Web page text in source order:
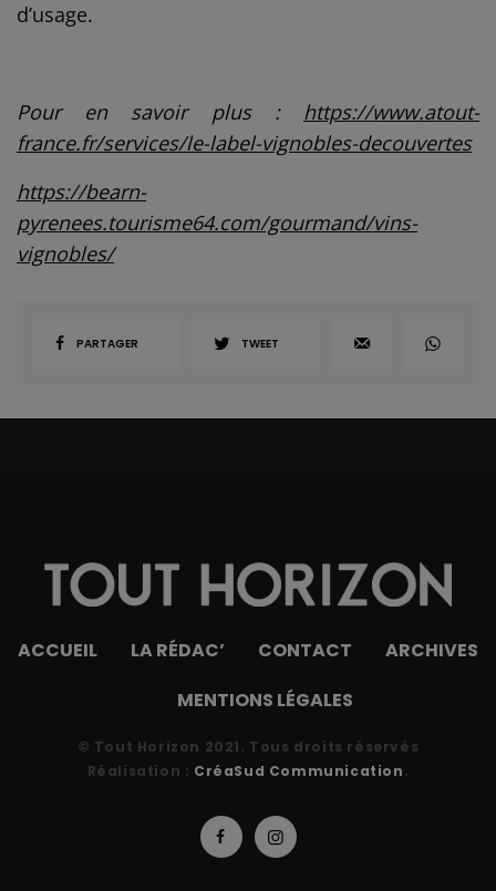
d’usage.
Pour en savoir plus : https://www.atout-
france.fr/services/le-label-vignobles-decouvertes
https://bearn-
pyrenees.tourisme64.com/gourmand/vins-
vignobles/
PARTAGER TWEET
ACCUEIL LA RÉDAC’ CONTACT
ARCHIVES
MENTIONS LÉGALES
© Tout Horizon 2021. Tous droits réservés
Réalisation : CréaSud Communication.